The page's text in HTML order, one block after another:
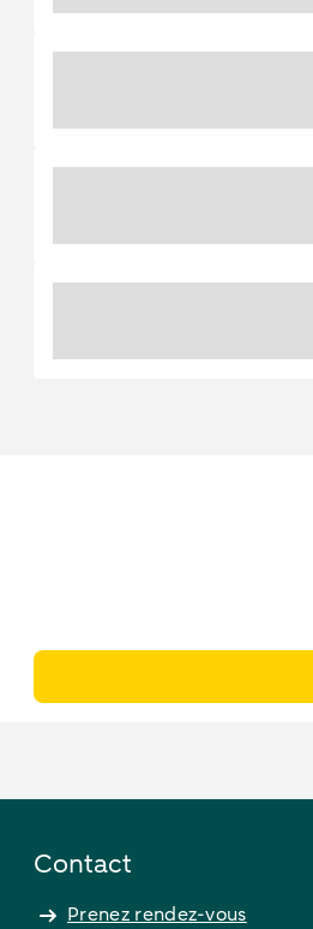
Contact
Prenez rendez-vous